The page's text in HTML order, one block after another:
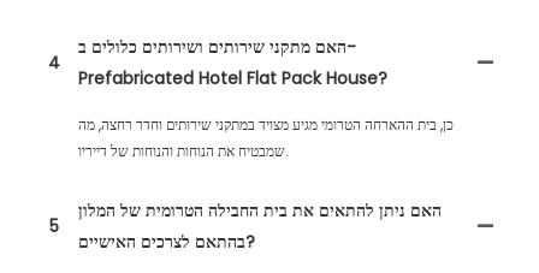
4
האם מתקני שירותים ושירותים כלולים ב-
Prefabricated Hotel Flat Pack House?
כן, בית ההארחה הטרומי מגיע מצויד במתקני שירותים וחדר רחצה, מה
שמבטיח את הנוחות והנוחות של דייריו.
5
האם ניתן להתאים את בית החבילה הטרומית של המלון
בהתאם לצרכים האישיים?